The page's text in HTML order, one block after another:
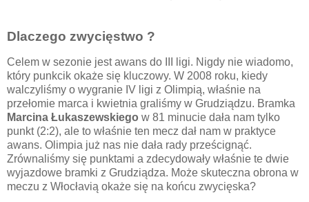
Dlaczego zwycięstwo ?
Celem w sezonie jest awans do III ligi. Nigdy nie wiadomo,
który punkcik okaże się kluczowy. W 2008 roku, kiedy
walczyliśmy o wygranie IV ligi z Olimpią, właśnie na
przełomie marca i kwietnia graliśmy w Grudziądzu. Bramka
Marcina Łukaszewskiego w 81 minucie dała nam tylko
punkt (2:2), ale to właśnie ten mecz dał nam w praktyce
awans. Olimpia już nas nie dała rady prześcignąć.
Zrównaliśmy się punktami a zdecydowały właśnie te dwie
wyjazdowe bramki z Grudziądza. Może skuteczna obrona w
meczu z Włocłavią okaże się na końcu zwycięska?